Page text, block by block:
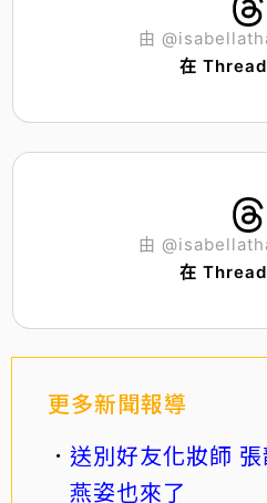
由
在
由
在
更多新聞報導
送別好友化妝師
燕姿也來了